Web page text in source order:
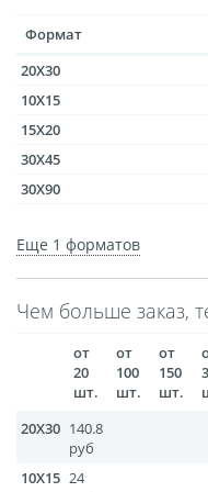
Холст настольный с
мольбертом
Фото на холсте с карт.
осн. УФ
Пресс-воллы
Фото на металле
Печать на ПВХ
Фотопазл
Формат
20X30
10X15
15X20
30X45
30Х90
Еще 1 форматов
Чем больше заказ,
от
20
шт.
от
100
шт.
от
150
шт.
20X30 140.8
руб
10X15 24